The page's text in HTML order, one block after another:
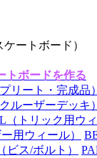
ケートボード）
トボードを作る
リート・完成品）
クルーザーデッキ）
（トリック用ウ
用ウィール）
（ビス/ボルト）